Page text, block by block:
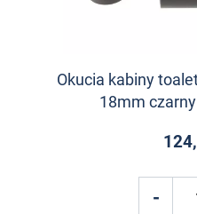
Okucia kabiny
18mm